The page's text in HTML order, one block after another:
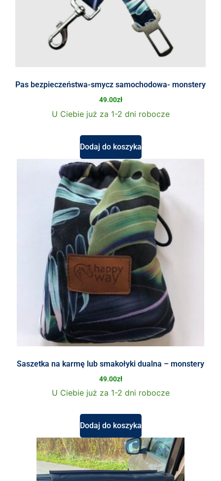
Pas bezpieczeństwa-smycz samochodowa- monstery
49.00zł
U Ciebie już za 1-2 dni robocze
Dodaj do koszyka
Saszetka na karmę lub smakołyki dualna – monstery
49.00zł
U Ciebie już za 1-2 dni robocze
Dodaj do koszyka